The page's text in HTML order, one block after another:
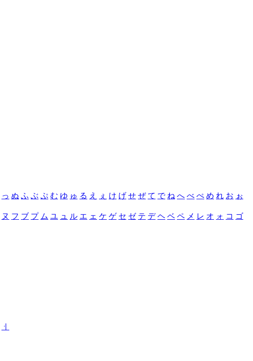
っ ぬ ふ ぶ ぷ む ゆ ゅ る え ぇ け げ せ ぜ て で ね へ べ ぺ め れ お ぉ
ヌ フ ブ プ ム ユ ュ ル エ ェ ケ ゲ セ ゼ テ デ ヘ ベ ペ メ レ オ ォ コ ゴ
ㆎ